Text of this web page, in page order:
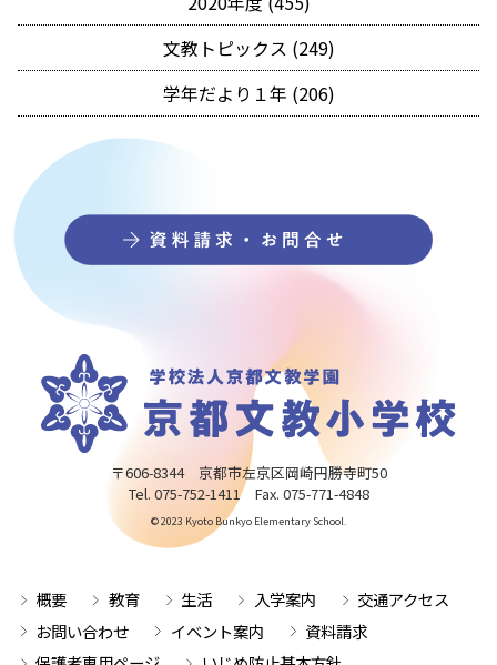
文教トピックス (249)
学年だより１年 (206)
〒606-8344 京都市左京区岡崎円勝寺町50
Tel. 075-752-1411 Fax. 075-771-4848
© 2023 Kyoto Bunkyo Elementary School.
概要 教育 生活 入学案内
交通アクセス
お問い合わせ
イベント案内
資料請求